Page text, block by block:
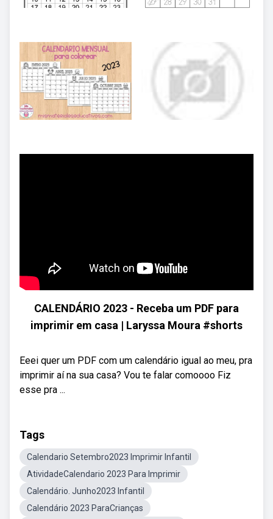
CALENDÁRIO 2023 - Receba um PDF para
imprimir em casa | Laryssa Moura #shorts
Eeei quer um PDF com um calendário igual ao meu, pra
imprimir aí na sua casa? Vou te falar comoooo Fiz
esse pra ...
Tags
Calendario Setembro2023 Imprimir Infantil
AtividadeCalendario 2023 Para Imprimir
Calendário. Junho2023 Infantil
Calendário 2023 ParaCrianças